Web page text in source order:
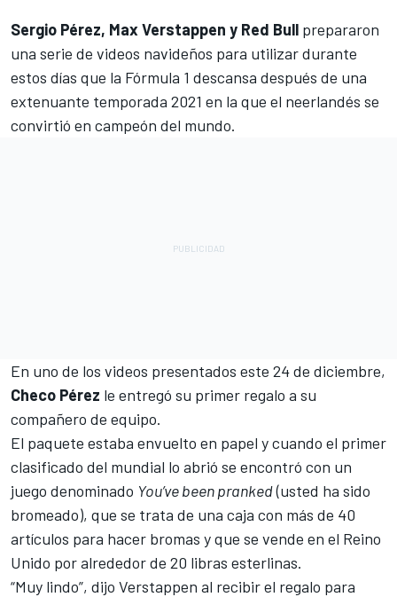
Sergio Pérez, Max Verstappen y Red Bull prepararon
una serie de videos navideños para utilizar durante
estos días que la Fórmula 1 descansa después de una
extenuante temporada 2021 en la que el neerlandés se
convirtió en campeón del mundo.
En uno de los videos presentados este 24 de diciembre,
Checo Pérez le entregó su primer regalo a su
compañero de equipo.
El paquete estaba envuelto en papel y cuando el primer
clasificado del mundial lo abrió se encontró con un
juego denominado You’ve been pranked(usted ha sido
bromeado), que se trata de una caja con más de 40
artículos para hacer bromas y que se vende en el Reino
Unido por alrededor de 20 libras esterlinas.
“Muy lindo”, dijo Verstappen al recibir el regalo para